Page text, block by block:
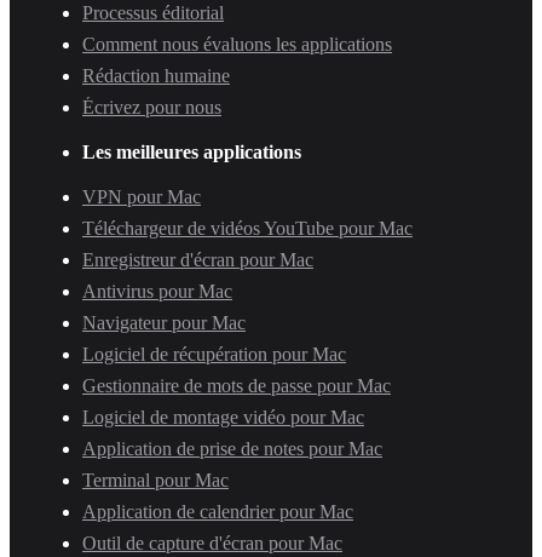
Processus éditorial
Comment nous évaluons les applications
Rédaction humaine
Écrivez pour nous
Les meilleures applications
VPN pour Mac
Téléchargeur de vidéos YouTube pour Mac
Enregistreur d'écran pour Mac
Antivirus pour Mac
Navigateur pour Mac
Logiciel de récupération pour Mac
Gestionnaire de mots de passe pour Mac
Logiciel de montage vidéo pour Mac
Application de prise de notes pour Mac
Terminal pour Mac
Application de calendrier pour Mac
Outil de capture d'écran pour Mac